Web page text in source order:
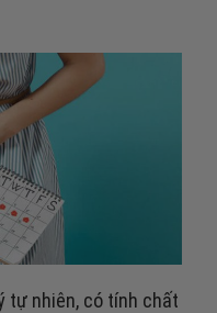
tự nhiên, có tính chất